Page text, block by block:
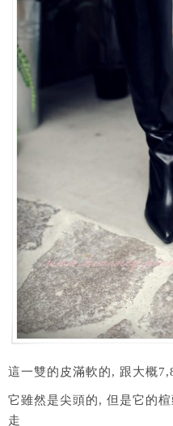
這一雙的皮滿軟的, 跟大概
它雖然是尖頭的, 但是它的
走